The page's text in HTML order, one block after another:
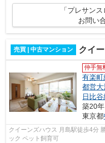
「プレサン
お問い
売買 | 中古マンション クイ
仲手無
有楽町
都営大
日比谷
築20
東京都
クイーンズハウス 月島駅徒歩4分 勝どき駅徒歩5分 平成18年2月築 オートロ
ック ペット飼育可